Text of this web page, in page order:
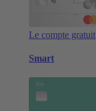
Le compte gratuit
Smart